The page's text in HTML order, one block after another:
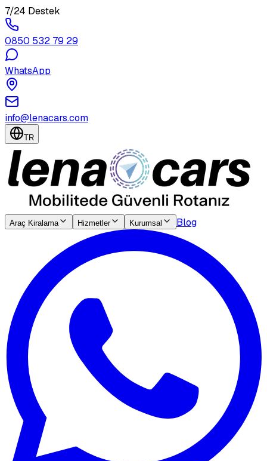
7/24 Destek
0850 532 79 29
WhatsApp
info@lenacars.com
TR
Araç Kiralama Hizmetler Kurumsal Blog